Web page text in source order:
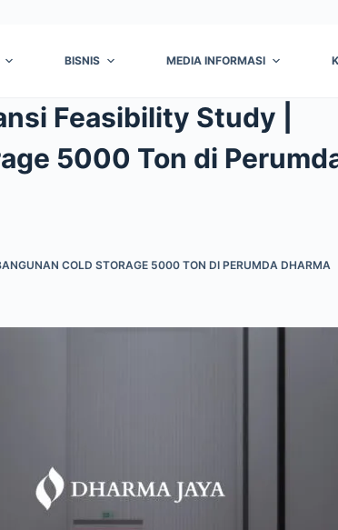
BISNIS MEDIA INFORMASI
Feasibility Study |
5000 Ton di
COLD STORAGE 5000 TON DI PERUMDA DHARMA